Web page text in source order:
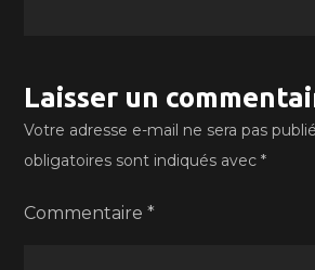
Laisser un
Votre adresse e-mail ne sera pas
obligatoires sont indiqués avec*
Commentaire*